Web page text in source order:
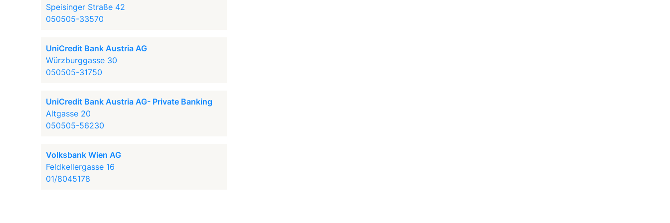
Speisinger Straße 42
050505-33570
UniCredit Bank Austria AG
Würzburggasse 30
050505-31750
UniCredit Bank Austria AG- Private Banking
Altgasse 20
050505-56230
Volksbank Wien AG
Feldkellergasse 16
01/8045178